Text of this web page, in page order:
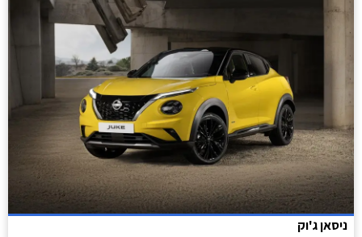
ניסאן ג'וק